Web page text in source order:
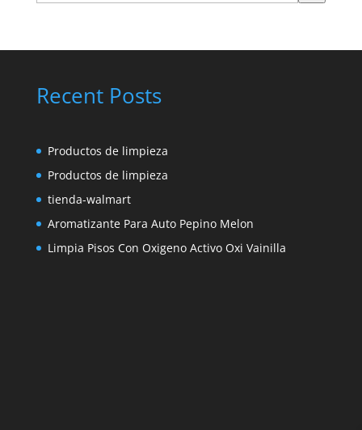
una
Recent Posts
Productos de limpieza
Productos de limpieza
tienda-walmart
Aromatizante Para Auto Pepino Melon
Limpia Pisos Con Oxigeno Activo Oxi Vainilla